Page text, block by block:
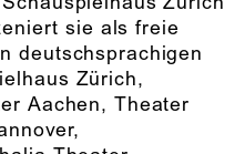
sie als freie
deutschsprachigen
Zürich,
Aachen, Theater